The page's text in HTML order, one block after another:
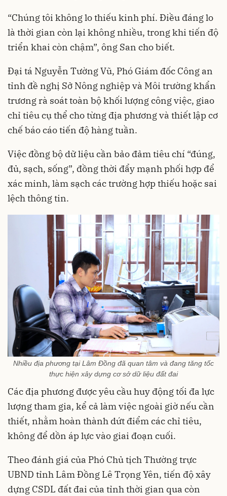
“Chúng tôi không lo thiếu kinh phí. Điều đáng lo
là thời gian còn lại không nhiều, trong khi tiến độ
triển khai còn chậm”, ông San cho biết.
Đại tá Nguyễn Tường Vũ, Phó Giám đốc Công an
tỉnh đề nghị Sở Nông nghiệp và Môi trường khẩn
trương rà soát toàn bộ khối lượng công việc, giao
chỉ tiêu cụ thể cho từng địa phương và thiết lập cơ
chế báo cáo tiến độ hàng tuần.
Việc đồng bộ dữ liệu cần bảo đảm tiêu chí “đúng,
đủ, sạch, sống”, đồng thời đẩy mạnh phối hợp để
xác minh, làm sạch các trường hợp thiếu hoặc sai
lệch thông tin.
Nhiều địa phương tại Lâm Đồng đã quan tâm và đang tăng tốc
thực hiện xây dựng cơ sở dữ liệu đất đai
Các địa phương được yêu cầu huy động tối đa lực
lượng tham gia, kể cả làm việc ngoài giờ nếu cần
thiết, nhằm hoàn thành dứt điểm các chỉ tiêu,
không để dồn áp lực vào giai đoạn cuối.
Theo đánh giá của Phó Chủ tịch Thường trực
UBND tỉnh Lâm Đồng Lê Trọng Yên, tiến độ xây
dựng CSDL đất đai của tỉnh thời gian qua còn